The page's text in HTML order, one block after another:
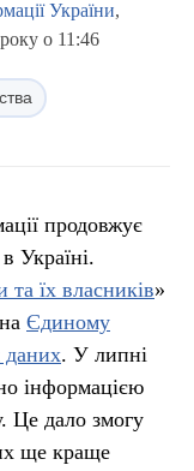
України,
о 11:46
продовжує
Україні.
та їх власників»
Єдиному
даних. У липні
інформацією
Це дало змогу
ще краще